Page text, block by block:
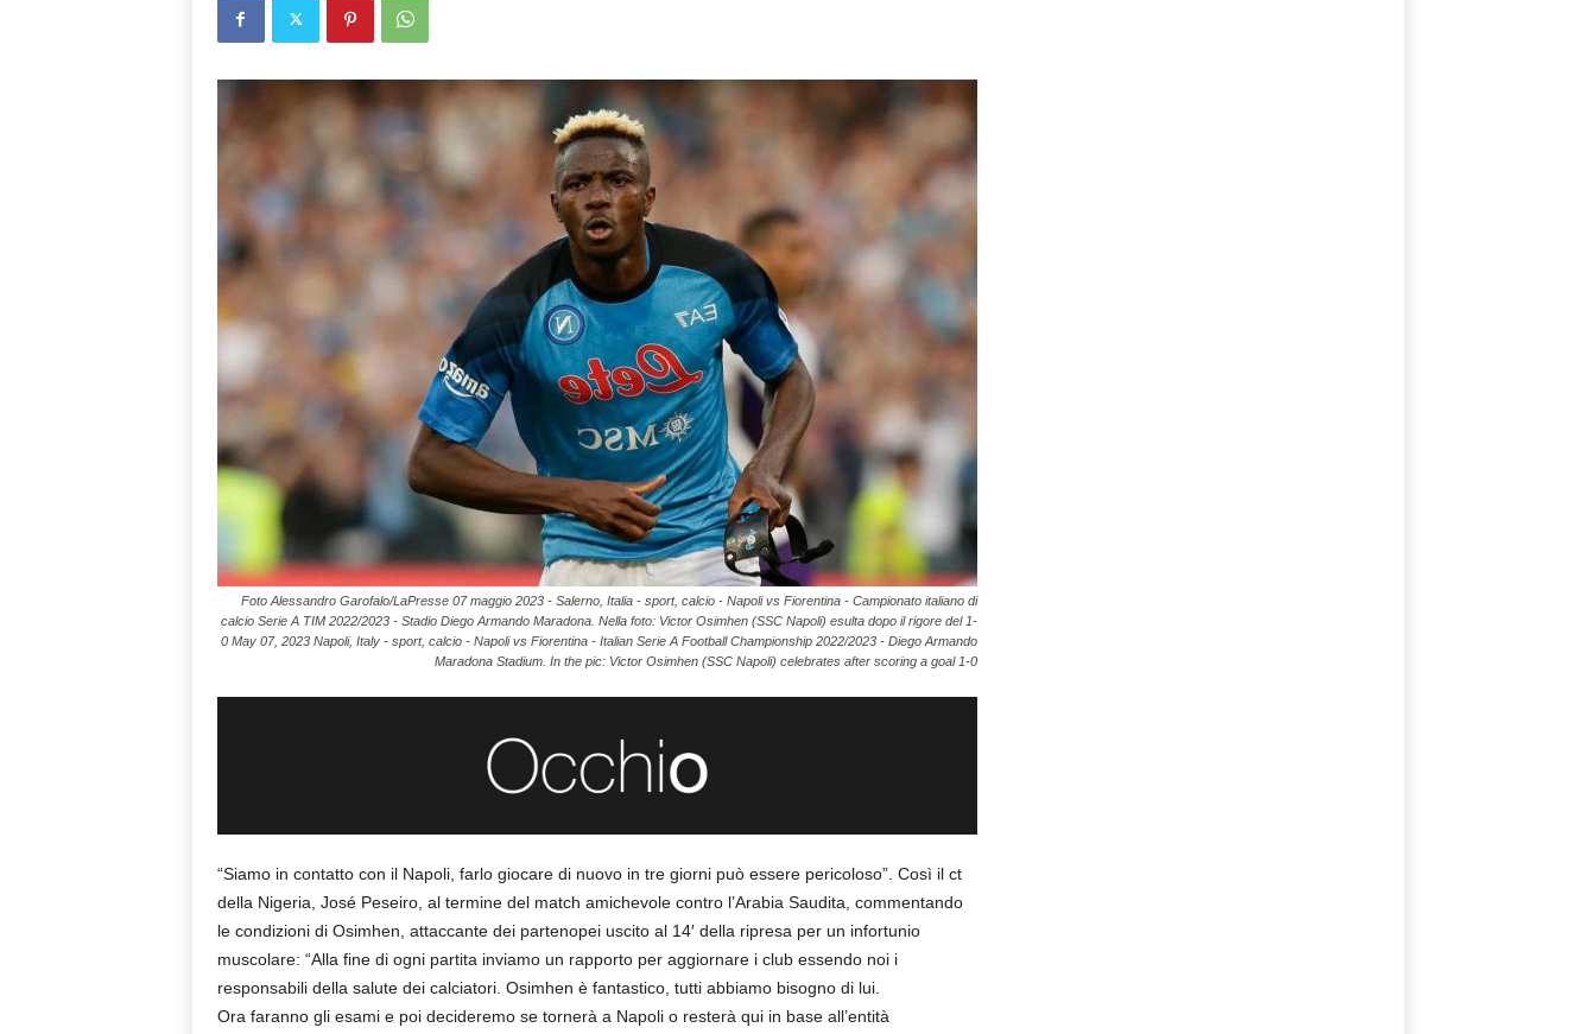
Foto Alessandro Garofalo/LaPresse 07 maggio 2023 - Salerno, Italia - sport, calcio - Napoli vs Fiorentina - Campionato italiano di
calcio Serie A TIM 2022/2023 - Stadio Diego Armando Maradona. Nella foto: Victor Osimhen (SSC Napoli) esulta dopo il rigore del 1-
0 May 07, 2023 Napoli, Italy - sport, calcio - Napoli vs Fiorentina - Italian Serie A Football Championship 2022/2023 - Diego Armando
Maradona Stadium. In the pic: Victor Osimhen (SSC Napoli) celebrates after scoring a goal 1-0
“Siamo in contatto con il Napoli, farlo giocare di nuovo in tre giorni può essere pericoloso”. Così il ct
della Nigeria, José Peseiro, al termine del match amichevole contro l’Arabia Saudita, commentando
le condizioni di Osimhen, attaccante dei partenopei uscito al 14′ della ripresa per un infortunio
muscolare: “Alla fine di ogni partita inviamo un rapporto per aggiornare i club essendo noi i
responsabili della salute dei calciatori. Osimhen è fantastico, tutti abbiamo bisogno di lui.
Ora faranno gli esami e poi decideremo se tornerà a Napoli o resterà qui in base all’entità